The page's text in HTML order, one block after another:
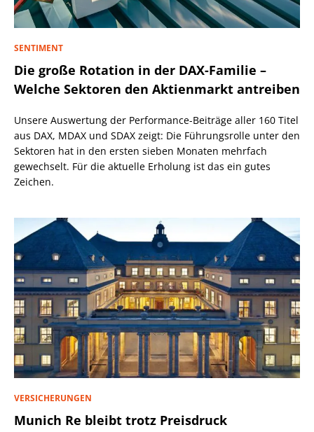
SENTIMENT
Die große Rotation in der DAX-Familie –
Welche Sektoren den Aktienmarkt antreiben
Unsere Auswertung der Performance-Beiträge aller 160 Titel
aus DAX, MDAX und SDAX zeigt: Die Führungsrolle unter den
Sektoren hat in den ersten sieben Monaten mehrfach
gewechselt. Für die aktuelle Erholung ist das ein gutes
Zeichen.
VERSICHERUNGEN
Munich Re bleibt trotz Preisdruck